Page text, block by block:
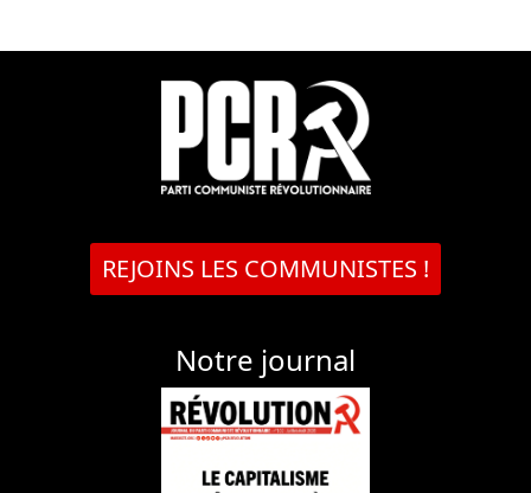
REJOINS LES COMMUNISTES !
Notre journal